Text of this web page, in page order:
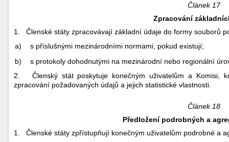
Článek 17
Zpracování
1. Členské státy zpracovávají základní údaje do formy souborů
a)
s příslušnými mezinárodními normami, pokud existují;
b)
s protokoly dohodnutými na mezinárodní nebo regionální
2. Členský stát poskytuje konečným uživatelům a Komisi,
zpracování požadovaných údajů a jejich statistické vlastnosti.
Článek 18
Předložení podrobných a
1. Členské státy zpřístupňují konečným uživatelům podrobné a